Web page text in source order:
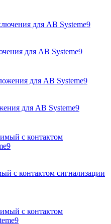
для АВ Systeme9
для АВ Systeme9
с контактом сигнализации